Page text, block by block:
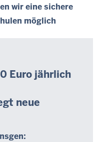
wir eine sichere
möglich
Euro jährlich
neue